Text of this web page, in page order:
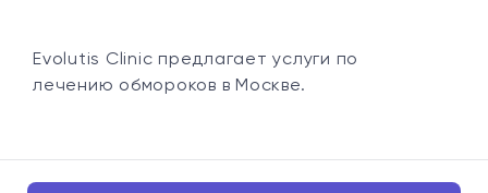
Evolutis Clinic предлагает услуги по
лечению обмороков в Москве.